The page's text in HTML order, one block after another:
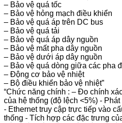
– Bảo vệ quá tốc
– Bảo vệ hỏng mạch điều khiển
– Bảo vệ quá áp trên DC bus
– Bảo vệ quá tải
– Bảo vệ quá áp dây nguồn
– Bảo vệ mất pha dây nguồn
– Bảo vệ dưới áp dây nguồn
– Bảo vệ quá dòng giữa các pha
– Động cơ bảo vệ nhiệt
– Bộ điều khiển bảo vệ nhiệt”
“Chức năng chính : – Đo chính
của hệ thống (độ lệch <5%) -
- Ethernet truy cập trực tiếp vào
thống - Tích hợp các đặc trưng